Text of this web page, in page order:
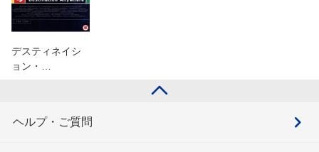
デスティネイシ
ョン・…
ヘルプ・ご質問